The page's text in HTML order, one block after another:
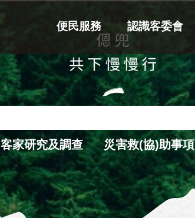
便民服務 認識客委會
客家研究及調查 災害救(協)助事項